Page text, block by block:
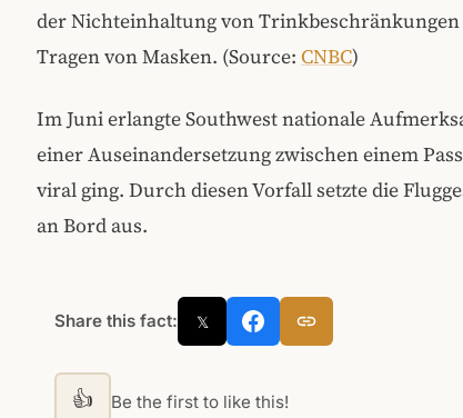
der Nichteinhaltung von Trinkbeschränkungen
Tragen von Masken. (Source: CNBC)
Im Juni erlangte Southwest nationale
einer Auseinandersetzung zwischen einem
viral ging. Durch diesen Vorfall setzte die
an Bord aus.
Share this fact: 𝕏
👍 Be the first to like this!